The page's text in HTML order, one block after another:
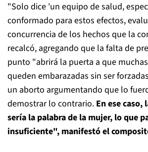
"Solo dice 'un equipo de salud,
conformado para estos efectos,
concurrencia de los hechos que la
recalcó, agregando que la falta de
punto "abrirá la puerta a que
queden embarazadas sin ser
un aborto argumentando que lo
demostrar lo contrario. En ese caso,
sería la palabra de la mujer, lo que
insuficiente", manifestó el